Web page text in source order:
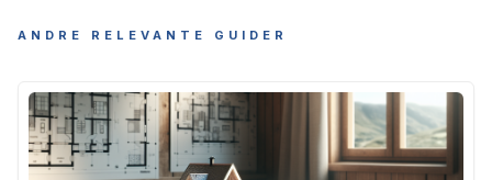
ANDRE RELEVANTE GUIDER